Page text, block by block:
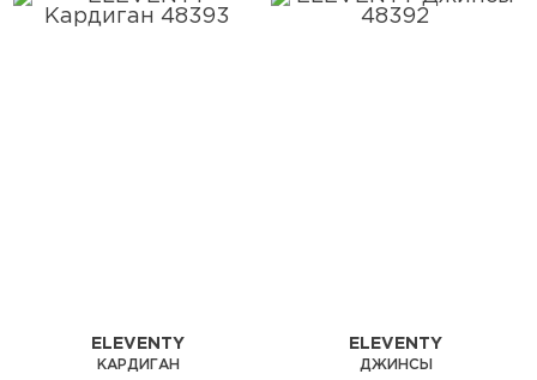
ELEVENTY
КАРДИГАН
ELEVENTY
ДЖИНСЫ